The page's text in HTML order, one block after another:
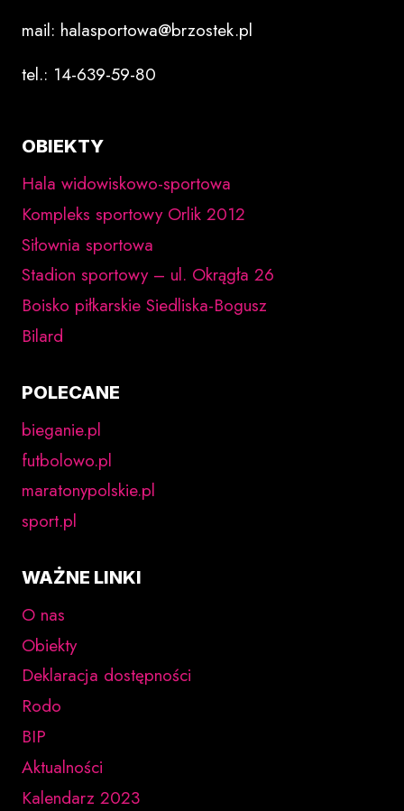
mail: halasportowa@brzostek.pl
tel.: 14-639-59-80
OBIEKTY
Hala widowiskowo-sportowa
Kompleks sportowy Orlik 2012
Siłownia sportowa
Stadion sportowy – ul. Okrągła 26
Boisko piłkarskie Siedliska-Bogusz
Bilard
POLECANE
bieganie.pl
futbolowo.pl
maratonypolskie.pl
sport.pl
WAŻNE LINKI
O nas
Obiekty
Deklaracja dostępności
Rodo
BIP
Aktualności
Kalendarz 2023